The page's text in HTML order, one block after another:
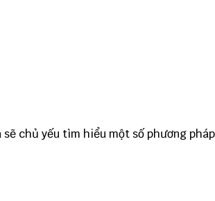
chủ yếu tìm hiểu một số phương